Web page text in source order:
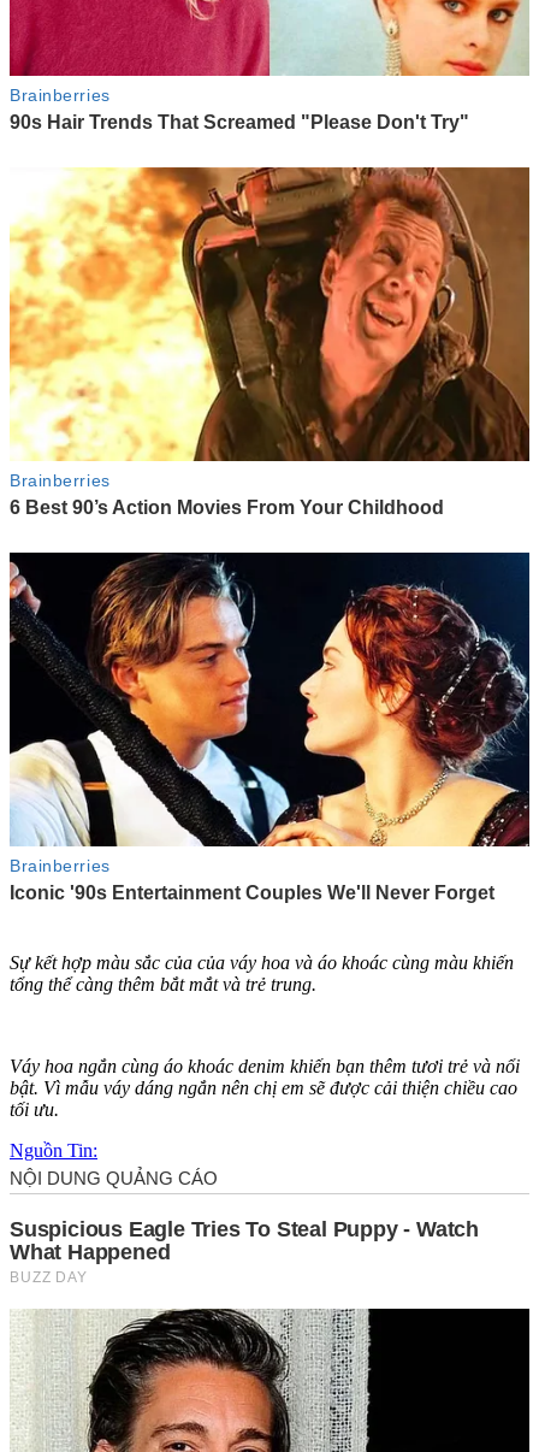
Sự kết hợp màu sắc của của váy hoa và áo khoác cùng màu khiến
tổng thể càng thêm bắt mắt và trẻ trung.
Váy hoa ngắn cùng áo khoác denim khiến bạn thêm tươi trẻ và nổi
bật. Vì mẫu váy dáng ngắn nên chị em sẽ được cải thiện chiều cao
tối ưu.
Nguồn Tin: